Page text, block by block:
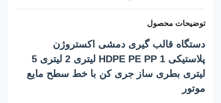
توضیحات محصول
دستگاه قالب گیری دمشی اکستروژن
پلاستیکی HDPE PE PP 1 لیتری 2 لیتری 5
لیتری بطری ساز جری کن با خط سطح مایع
موتور